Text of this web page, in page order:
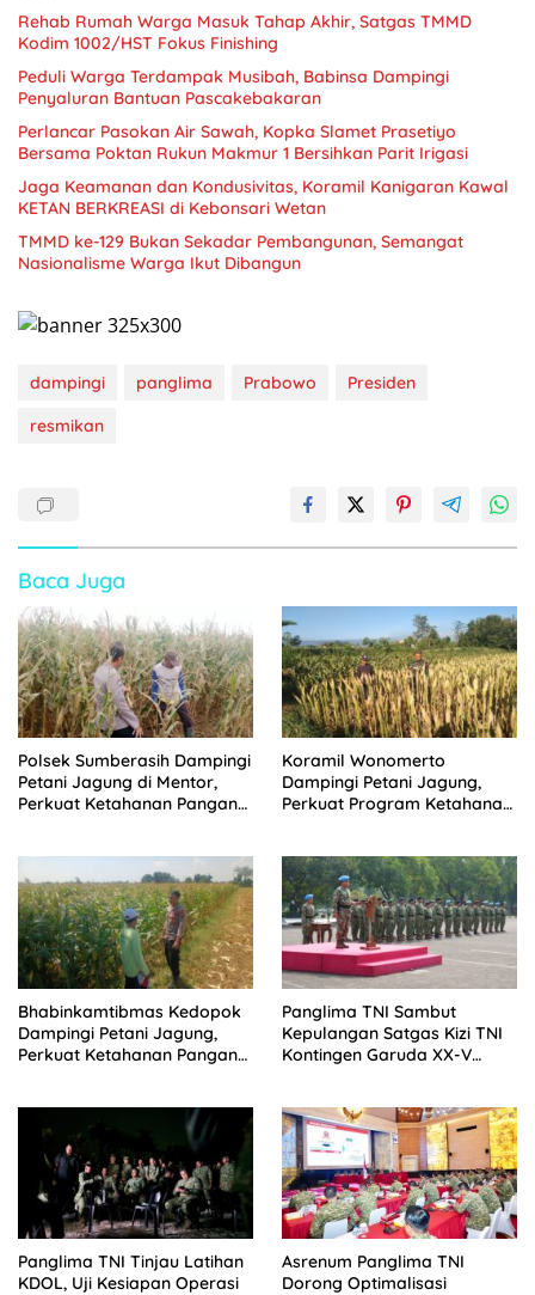
Rehab Rumah Warga Masuk Tahap Akhir, Satgas TMMD
Kodim 1002/HST Fokus Finishing
Peduli Warga Terdampak Musibah, Babinsa Dampingi
Penyaluran Bantuan Pascakebakaran
Perlancar Pasokan Air Sawah, Kopka Slamet Prasetiyo
Bersama Poktan Rukun Makmur 1 Bersihkan Parit Irigasi
Jaga Keamanan dan Kondusivitas, Koramil Kanigaran Kawal
KETAN BERKREASI di Kebonsari Wetan
TMMD ke-129 Bukan Sekadar Pembangunan, Semangat
Nasionalisme Warga Ikut Dibangun
dampingi panglima Prabowo
Presiden
resmikan
Baca Juga
Polsek Sumberasih Dampingi
Petani Jagung di Mentor,
Perkuat Ketahanan Pangan
Koramil Wonomerto
Dampingi Petani Jagung,
Perkuat Program Ketahanan
Bhabinkamtibmas Kedopok
Dampingi Petani Jagung,
Perkuat Ketahanan Pangan
Panglima TNI Sambut
Kepulangan Satgas Kizi TNI
Kontingen Garuda XX-V
Panglima TNI Tinjau Latihan
KDOL, Uji Kesiapan Operasi
Asrenum Panglima TNI
Dorong Optimalisasi